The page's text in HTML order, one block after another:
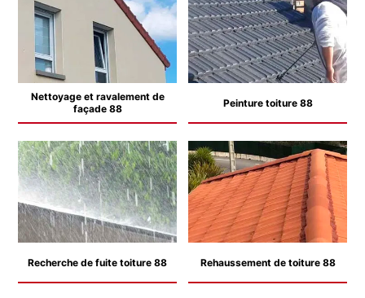
Nettoyage et ravalement de
façade 88
Peinture toiture 88
Recherche de fuite toiture 88 Rehaussement de toiture 88